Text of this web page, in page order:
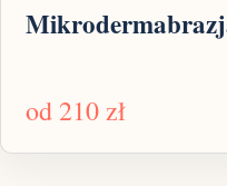
od 210 zł